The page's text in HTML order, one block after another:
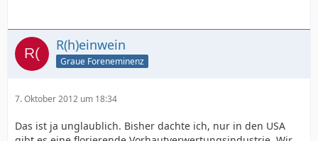
R(h)einwein
Graue Foreneminenz
7. Oktober 2012 um 18:34
Das ist ja unglaublich. Bisher dachte ich, nur in den USA